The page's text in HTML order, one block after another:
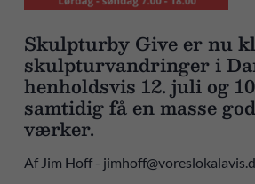
Skulpturby Give er nu
skulpturvandringer i
henholdsvis 12. juli og
samtidig få en masse
værker.
Af Jim Hoff -